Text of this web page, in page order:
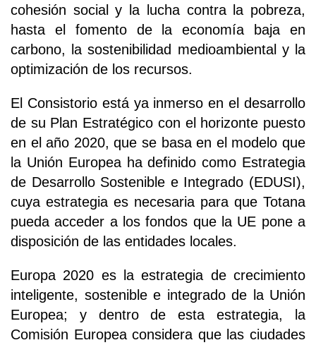
cohesión social y la lucha contra la pobreza,
hasta el fomento de la economía baja en
carbono, la sostenibilidad medioambiental y la
optimización de los recursos.
El Consistorio está ya inmerso en el desarrollo
de su Plan Estratégico con el horizonte puesto
en el año 2020, que se basa en el modelo que
la Unión Europea ha definido como Estrategia
de Desarrollo Sostenible e Integrado (EDUSI),
cuya estrategia es necesaria para que Totana
pueda acceder a los fondos que la UE pone a
disposición de las entidades locales.
Europa 2020 es la estrategia de crecimiento
inteligente, sostenible e integrado de la Unión
Europea; y dentro de esta estrategia, la
Comisión Europea considera que las ciudades